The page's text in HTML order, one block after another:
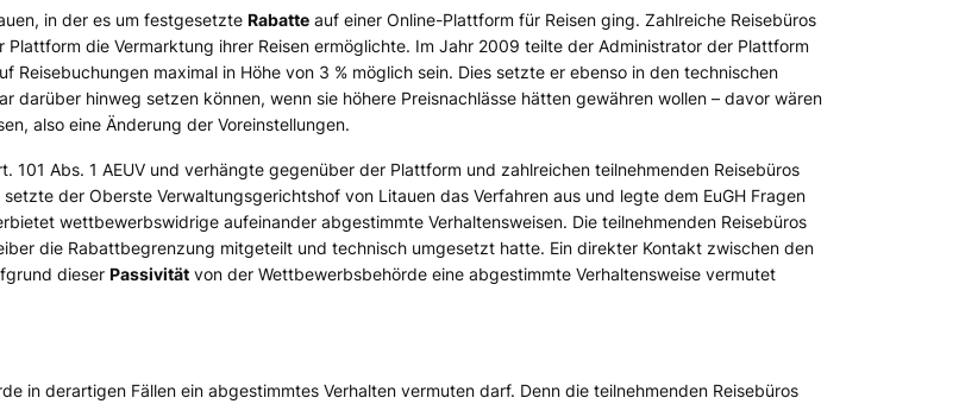
in der es um festgesetzte Rabatte auf einer Online-Plattform für Reisen ging. Zahlreiche Reisebüros
die Vermarktung ihrer Reisen ermöglichte. Im Jahr 2009 teilte der Administrator der Plattform
maximal in Höhe von 3 % möglich sein. Dies setzte er ebenso in den technischen
darüber hinweg setzen können, wenn sie höhere Preisnachlässe hätten gewähren wollen – davor wären
also eine Änderung der Voreinstellungen.
Abs. 1 AEUV und verhängte gegenüber der Plattform und zahlreichen teilnehmenden Reisebüros
der Oberste Verwaltungsgerichtshof von Litauen das Verfahren aus und legte dem EuGH Fragen
wettbewerbswidrige aufeinander abgestimmte Verhaltensweisen. Die teilnehmenden Reisebüros
die Rabattbegrenzung mitgeteilt und technisch umgesetzt hatte. Ein direkter Kontakt zwischen den
dieser Passivität von der Wettbewerbsbehörde eine abgestimmte Verhaltensweise vermutet
in derartigen Fällen ein abgestimmtes Verhalten vermuten darf. Denn die teilnehmenden Reisebüros